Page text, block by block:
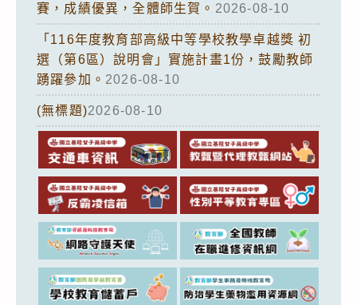
賽，成績優異，全體師生賀。 2026-08-10
「116年度教育部高級中等學校教學卓越獎 初
選（第6區）說明會」實施計畫1份，鼓勵教師
踴躍參加。 2026-08-10
(無標題)2026-08-10